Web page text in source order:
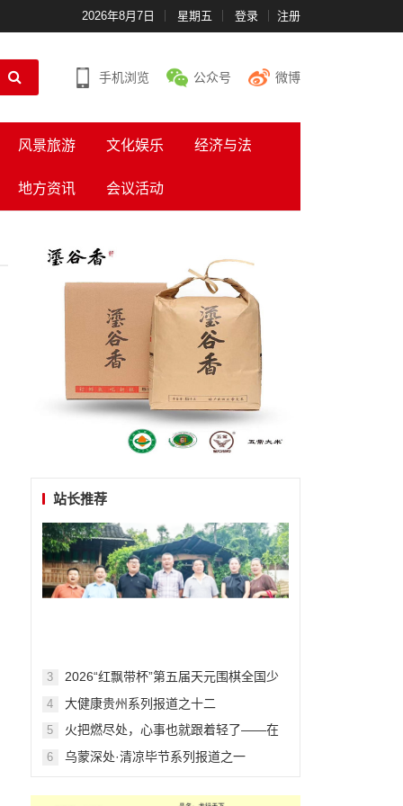
2026年8月7日 星期五 登录 注册
手机浏览 公众号 微博
风景旅游 文化娱乐 经济与法
地方资讯 会议活动
站长推荐
3
​​​​​​​2026“红飘带杯”第五届天元围棋全国少
4 大健康贵州系列报道之十二
5
火把燃尽处，心事也就跟着轻了——在
6 乌蒙深处·清凉毕节系列报道之一